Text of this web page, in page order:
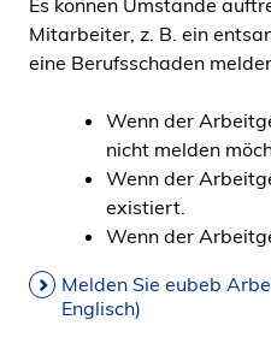
Es können Umstände
Mitarbeiter, z. B. ein
eine Berufsschaden
Wenn der
nicht melden
Wenn der
existiert.
Wenn der
Melden Sie eubeb
Englisch)